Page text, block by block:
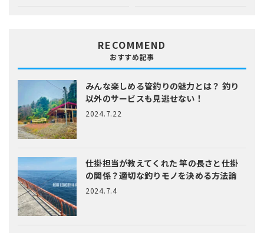
RECOMMEND
おすすめ記事
みんな楽しめる管釣りの魅力とは？ 釣り
以外のサービスも見逃せない！
2024.7.22
仕掛担当が教えてくれた竿の長さと仕掛
の関係？適切な釣りモノを決める方法論
2024.7.4